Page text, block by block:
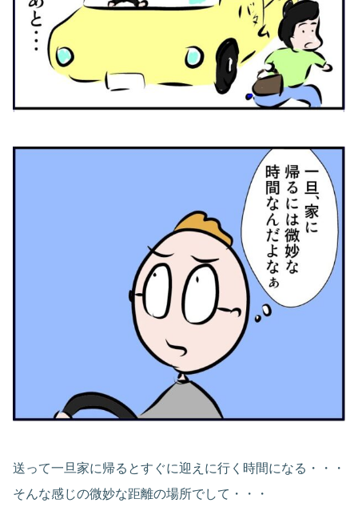
送って一旦家に帰るとすぐに迎えに行く時間になる・・・
そんな感じの微妙な距離の場所でして・・・